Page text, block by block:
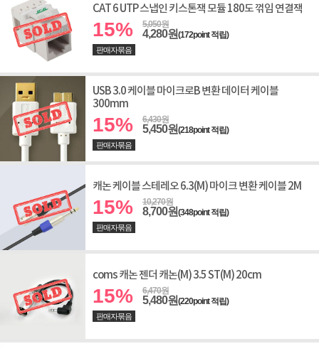
CAT 6 UTP 스냅인 키스톤잭 모듈 180도 꺾임 연결잭
15% 5,050원
4,280원(172point 적립)
판매자묶음
USB 3.0 케이블 마이크로B 변환 데이터 케이블
300mm
15% 6,430원
5,450원(218point 적립)
판매자묶음
캐논 케이블 스테레오 6.3(M) 마이크 변환 케이블 2M
15% 10,270원
8,700원(348point 적립)
판매자묶음
coms 캐논 젠더 캐논(M) 3.5 ST(M) 20cm
15% 6,470원
5,480원(220point 적립)
판매자묶음